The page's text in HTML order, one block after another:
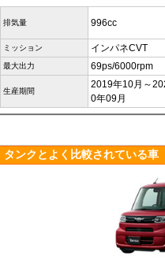
排気量 996cc
ミッション インパネCVT
最大出力 69ps/6000rpm
生産期間
2019年10月～
0年09月
タンクとよく比較されている車